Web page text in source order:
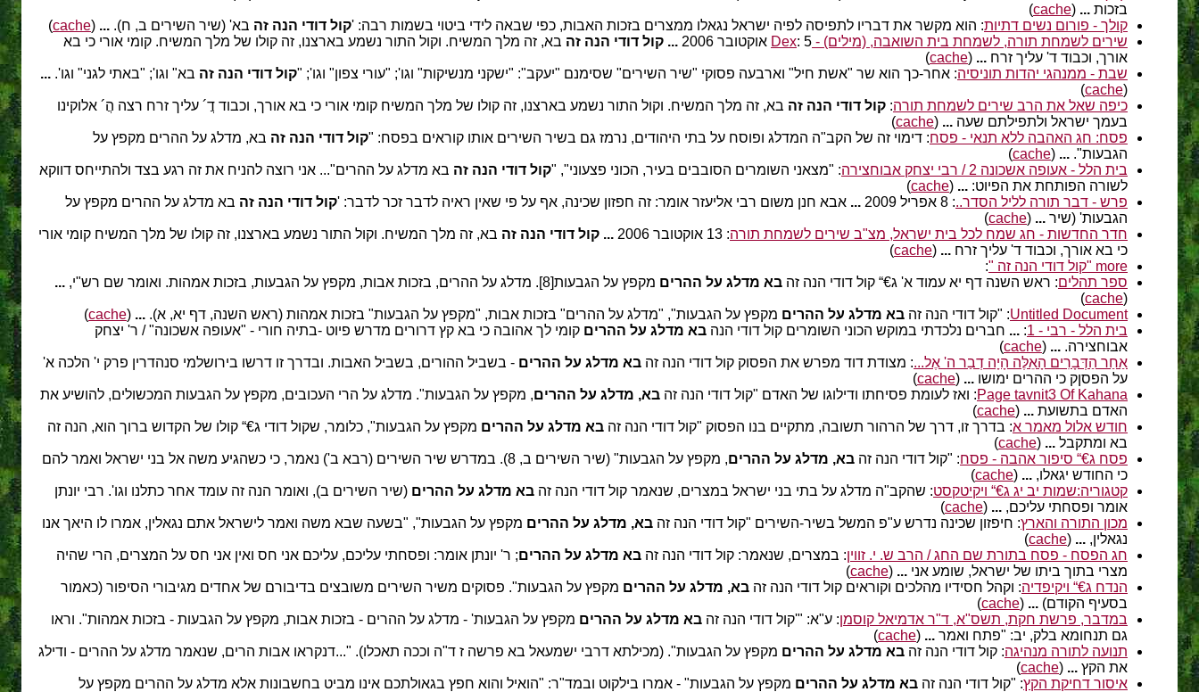
בזכות ...
(
cache
)
קולך - פורום נשים דתיות: הוא מקשר את דבריו לתפיסה לפיה ישראל נגאלו ממצרים בזכות האבות, כפי שבאה לידי ביטוי בשמות רבה: 'קול דודי הנה זה בא' (שיר השירים ב, ח). ...
(
cache
)
שירים לשמחת תורה, לשמחת בית השואבה, (מילים) - Dex : 5 אוקטובר 2006 ... קול דודי הנה זה בא, זה מלך המשיח. וקול התור נשמע בארצנו, זה קולו של מלך המשיח. קומי אורי כי בא
אורך, וכבוד ד' עליך זרח ...
(
cache
)
שבת - ממנהגי יהדות תוניסיה: אחר-כך הוא שר "אשת חיל" וארבעה פסוקי "שיר השירים" שסימנם "יעקב": "ישקני מנשיקות" וגו'; "עורי צפון" וגו'; "קול דודי הנה זה בא" וגו'; "באתי לגני" וגו'. ...
(
cache
)
כיפה שאל את הרב שירים לשמחת תורה: קול דודי הנה זה בא, זה מלך המשיח. וקול התור נשמע בארצנו, זה קולו של מלך המשיח קומי אורי כי בא אורך, וכבוד דֲ´ עליך זרח רצה הֲ´ אלוקינו
בעמך ישראל ולתפילתם שעה ...
(
cache
)
פסח: חג האהבה ללא תנאי - פסח: דימוי זה של הקב"ה המדלג ופוסח על בתי היהודים, נרמז גם בשיר השירים אותו קוראים בפסח: "קול דודי הנה זה בא, מדלג על ההרים מקפץ על
הגבעות". ...
(
cache
)
בית הלל - אעופה אשכונה 2 / רבי יצחק אבוחצירה
: "מצאני השומרים הסובבים בעיר, הכוני פצעוני", "קול דודי הנה זה בא מדלג על ההרים"... אני רוצה להניח את זה רגע בצד ולהתייחס דווקא
לשורה הפותחת את הפיוט: ...
(
cache
)
פרש - דבר תורה לליל הסדר..: 8 אפריל 2009 ... אבא חנן משום רבי אליעזר אומר: זה חפזון שכינה, אף על פי שאין ראיה לדבר זכר לדבר: 'קול דודי הנה זה בא מדלג על ההרים מקפץ על
הגבעות' (שיר ...
(
cache
)
חדר החדשות - חג שמח לכל בית ישראל, מצ"ב שירים לשמחת תורה: 13 אוקטובר 2006 ... קול דודי הנה זה בא, זה מלך המשיח. וקול התור נשמע בארצנו, זה קולו של מלך המשיח קומי אורי
כי בא אורך, וכבוד ד' עליך זרח ...
(
cache
)
more "קול דודי הנה זה "
:
ספר תהלים: ראש השנה דף יא עמוד א' ג€“ קול דודי הנה זה בא מדלג על ההרים מקפץ על הגבעות[8]. מדלג על ההרים, בזכות אבות, מקפץ על הגבעות, בזכות אמהות. ואומר שם רש"י,
...
(
cache
)
Untitled Document: "קול דודי הנה זה בא מדלג על ההרים מקפץ על הגבעות", "מדלג על ההרים" בזכות אבות, "מקפץ על הגבעות" בזכות אמהות (ראש השנה, דף יא, א). ...
(
cache
)
בית הלל - רבי - 1
:
... חברים נלכדתי במוקש הכוני השומרים קול דודי הנה בא מדלג על ההרים קומי לך אהובה כי בא קץ דרורים מדרש פיוט -בתיה חורי - "אעופה אשכונה" / ר' יצחק
אבוחצירה. ...
(
cache
)
אַחַר הַדְּבָרִים הָאֵלֶּה הָיָה דְבַר ה' אֶל...: מצודת דוד מפרש את הפסוק קול דודי הנה זה בא מדלג על ההרים - בשביל ההורים, בשביל האבות. ובדרך זו דרשו בירושלמי סנהדרין פרק י' הלכה א'
על הפסןק כי ההרים ימושו ...
(
cache
)
Page tavnit3 Of Kahana: ואז לעומת פסיחתו ודילוגו של האדם "קול דודי הנה זה בא, מדלג על ההרים, מקפץ על הגבעות". מדלג על הרי העכובים, מקפץ על הגבעות המכשולים, להושיע את
האדם בתשועת ...
(
cache
)
חודש אלול מאמר א: בדרך זו, דרך של הרהור תשובה, מתקיים בנו הפסוק "קול דודי הנה זה בא מדלג על ההרים מקפץ על הגבעות", כלומר, שקול דודי ג€“ קולו של הקדוש ברוך הוא, הנה זה
בא ומתקבל ...
(
cache
)
פסח ג€“ סיפור אהבה - פסח: "קול דודי הנה זה בא, מדלג על ההרים
, מקפץ על הגבעות" (שיר השירים ב, 8). במדרש שיר השירים (רבא ב') נאמר, כי כשהגיע משה אל בני ישראל ואמר להם
כי החודש יגאלו, ...
(
cache
)
קטגוריה:שמות יב יג ג€“ ויקיטקסט: שהקב"ה מדלג על בתי בני ישראל במצרים, שנאמר קול דודי הנה זה בא מדלג על ההרים (שיר השירים ב), ואומר הנה זה עומד אחר כתלנו וגו'. רבי יונתן
אומר ופסחתי עליכם, ...
(
cache
)
מכון התורה והארץ: חיפזון שכינה נדרש ע"פ המשל בשיר-השירים "קול דודי הנה זה בא, מדלג על ההרים מקפץ על הגבעות", "בשעה שבא משה ואמר לישראל אתם נגאלין, אמרו לו היאך אנו
נגאלין, ...
(
cache
)
חג הפסח - פסח בתורת שם החג / הרב ש. י. זווין: במצרים, שנאמר: קול דודי הנה זה בא מדלג על ההרים; ר' יונתן אומר: ופסחתי עליכם, עליכם אני חס ואין אני חס על המצרים, הרי שהיה
מצרי בתוך ביתו של ישראל, שומע אני ...
(
cache
)
הנדח ג€“ ויקיפדיה: וקהל חסידיו מהלכים וקוראים קול דודי הנה זה בא, מדלג על ההרים מקפץ על הגבעות". פסוקים משיר השירים משובצים בדיבורם של אחדים מגיבורי הסיפור (כאמור
בסעיף הקודם) ...
(
cache
)
במדבר, פרשת חקת, תשס"א, ד"ר אדמיאל קוסמן: ע"א: "'קול דודי הנה זה בא מדלג על ההרים מקפץ על הגבעות' - מדלג על ההרים - בזכות אבות, מקפץ על הגבעות - בזכות אמהות". וראו
גם תנחומא בלק, יב: "פתח ואמר ...
(
cache
)
תנועה לתורה מנהיגה: קול דודי הנה זה בא מדלג על ההרים מקפץ על הגבעות". (מכילתא דרבי ישמעאל בא פרשה ז ד"ה וככה תאכלו). "...דנקראו אבות הרים, שנאמר מדלג על ההרים - ודילג
את הקץ ...
(
cache
)
איסור דחיקת הקץ: "קול דודי הנה זה בא מדלג על ההרים מקפץ על הגבעות" - אמרו בילקוט ובמד"ר: "הואיל והוא חפץ בגאולתכם אינו מביט בחשבונות אלא מדלג על ההרים מקפץ על